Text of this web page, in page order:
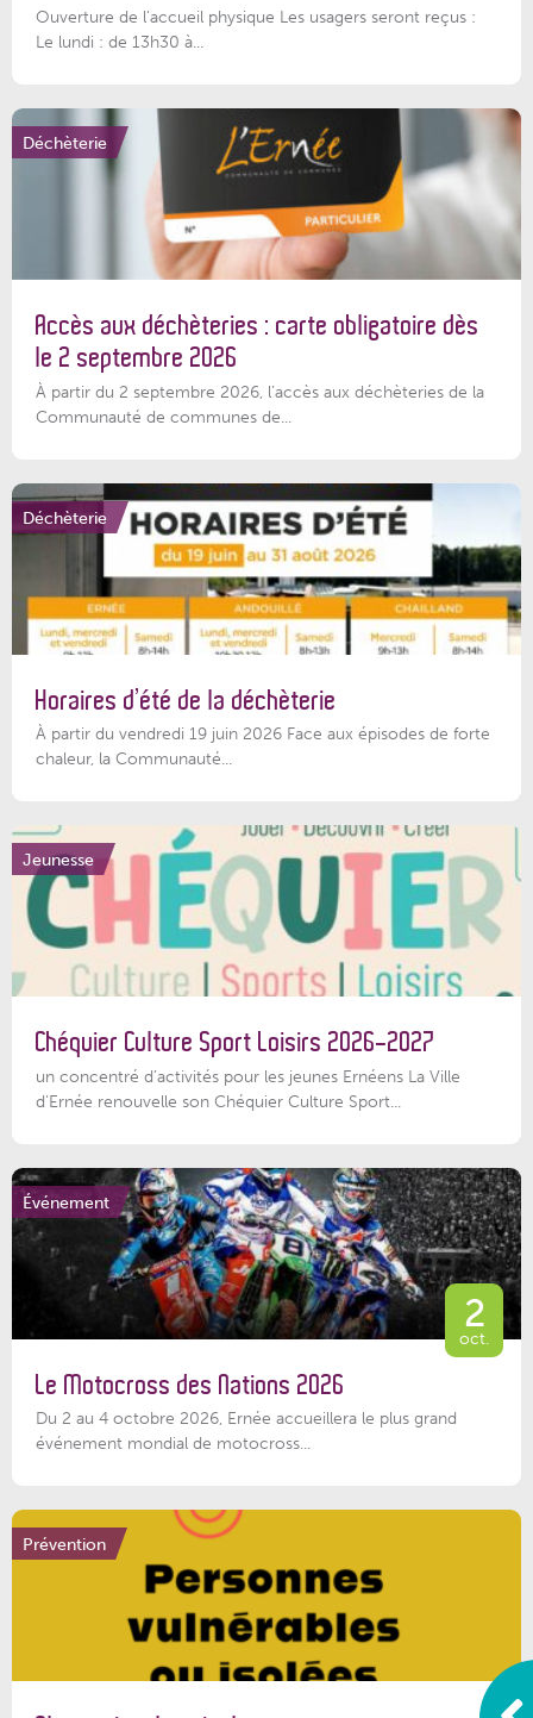
Ouverture de l'accueil physique Les usagers seront reçus :
Le lundi : de 13h30 à...
Déchèterie
Accès aux déchèteries : carte obligatoire dès
le 2 septembre 2026
À partir du 2 septembre 2026, l’accès aux déchèteries de la
Communauté de communes de...
Déchèterie
Horaires d’été de la déchèterie
À partir du vendredi 19 juin 2026 Face aux épisodes de forte
chaleur, la Communauté...
Jeunesse
Chéquier Culture Sport Loisirs 2026-2027
un concentré d’activités pour les jeunes Ernéens La Ville
d’Ernée renouvelle son Chéquier Culture Sport...
Événement
2
oct.
Le Motocross des Nations 2026
Du 2 au 4 octobre 2026, Ernée accueillera le plus grand
événement mondial de motocross...
Prévention